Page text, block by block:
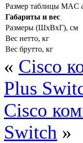
Размер таблицы MAC
Габариты и вес
Размеры (ШxВxГ), см
Вес нетто, кг
Вес брутто, кг
« Cisco
Plus
Cisco
Switch »